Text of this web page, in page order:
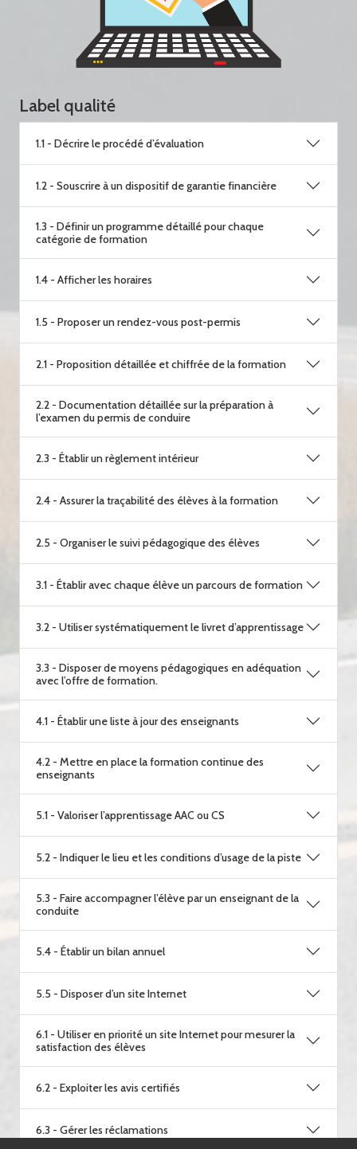
Label qualité
1.1 - Décrire le procédé d’évaluation
1.2 - Souscrire à un dispositif de garantie financière
1.3 - Définir un programme détaillé pour chaque
catégorie de formation
1.4 - Afficher les horaires
1.5 - Proposer un rendez-vous post-permis
2.1 - Proposition détaillée et chiffrée de la formation
2.2 - Documentation détaillée sur la préparation à
l’examen du permis de conduire
2.3 - Établir un règlement intérieur
2.4 - Assurer la traçabilité des élèves à la formation
2.5 - Organiser le suivi pédagogique des élèves
3.1 - Établir avec chaque élève un parcours de formation
3.2 - Utiliser systématiquement le livret d’apprentissage
3.3 - Disposer de moyens pédagogiques en adéquation
avec l’offre de formation.
4.1 - Établir une liste à jour des enseignants
4.2 - Mettre en place la formation continue des
enseignants
5.1 - Valoriser l’apprentissage AAC ou CS
5.2 - Indiquer le lieu et les conditions d’usage de la piste
5.3 - Faire accompagner l’élève par un enseignant de la
conduite
5.4 - Établir un bilan annuel
5.5 - Disposer d’un site Internet
6.1 - Utiliser en priorité un site Internet pour mesurer la
satisfaction des élèves
6.2 - Exploiter les avis certifiés
6.3 - Gérer les réclamations